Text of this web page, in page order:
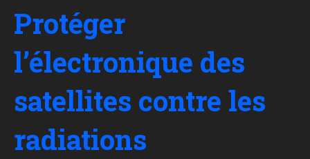
Protéger
l’électronique des
satellites contre les
radiations